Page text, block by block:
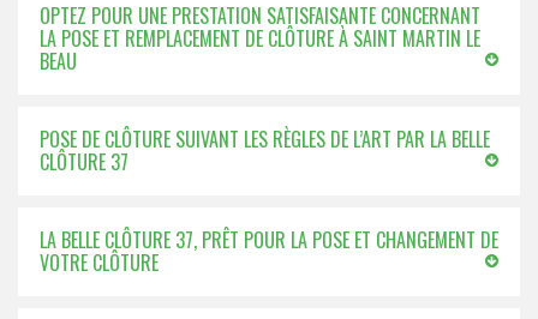
OPTEZ POUR UNE PRESTATION SATISFAISANTE CONCERNANT
LA POSE ET REMPLACEMENT DE CLÔTURE À SAINT MARTIN LE
BEAU
POSE DE CLÔTURE SUIVANT LES RÈGLES DE L’ART PAR LA BELLE
CLÔTURE 37
LA BELLE CLÔTURE 37, PRÊT POUR LA POSE ET CHANGEMENT DE
VOTRE CLÔTURE